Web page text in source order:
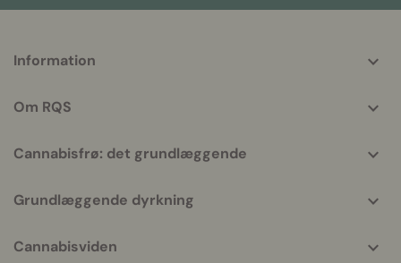
helpful
Information
Om RQS
Cannabisfrø: det grundlæggende
Grundlæggende dyrkning
Cannabisviden